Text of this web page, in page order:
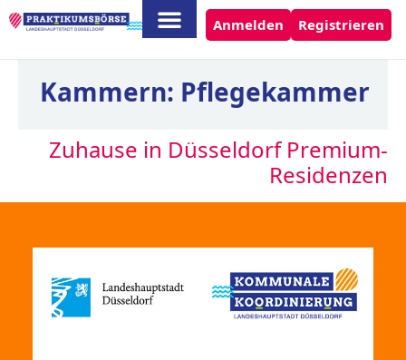
Anmelden Registrieren
Kammern: Pflegekammer
Zuhause in Düsseldorf Premium-
Residenzen